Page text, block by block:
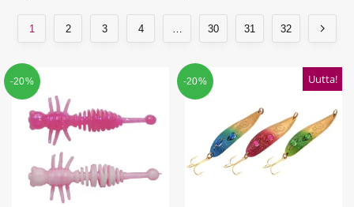
1 2 3 4 … 30 31 32
-20% -20% Uutta!